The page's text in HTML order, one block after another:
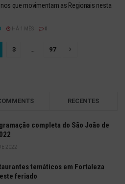
que movimentam as Regionais nesta
HÁ 1 MÊS
3 97
RECENTES
completa do São João de
2022
temáticos em Fortaleza
feriado